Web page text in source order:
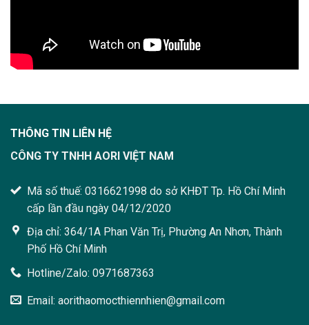
THÔNG TIN LIÊN HỆ
CÔNG TY TNHH AORI VIỆT NAM
Mã số thuế: 0316621998 do sở KHĐT Tp. Hồ Chí Minh
cấp lần đầu ngày 04/12/2020
Địa chỉ: 364/1A Phan Văn Trị, Phường An Nhơn, Thành
Phố Hồ Chí Minh
Hotline/Zalo: 0971687363
Email: aorithaomocthiennhien@gmail.com